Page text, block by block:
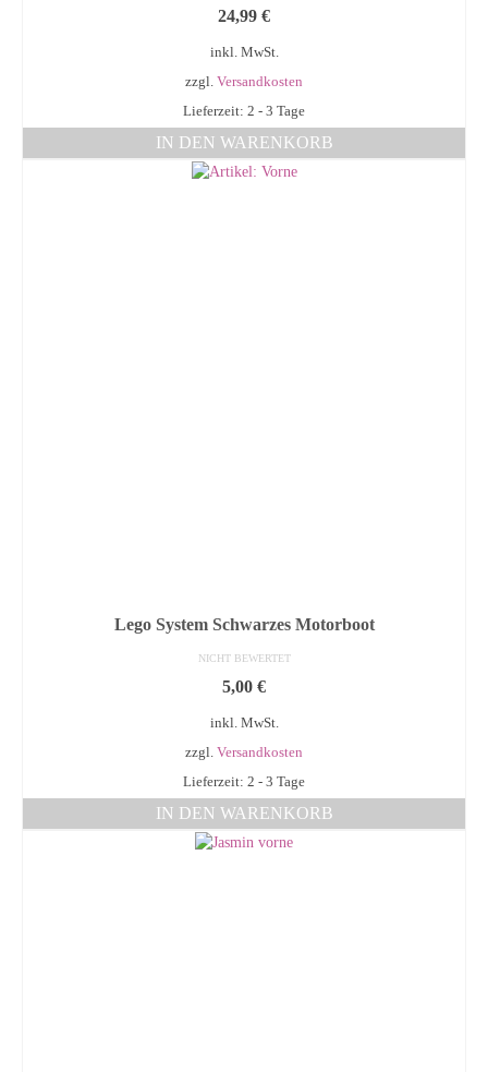
24,99 €
inkl. MwSt.
zzgl. Versandkosten
Lieferzeit: 2 - 3 Tage
IN DEN WARENKORB
Lego System Schwarzes Motorboot
NICHT BEWERTET
5,00 €
inkl. MwSt.
zzgl. Versandkosten
Lieferzeit: 2 - 3 Tage
IN DEN WARENKORB